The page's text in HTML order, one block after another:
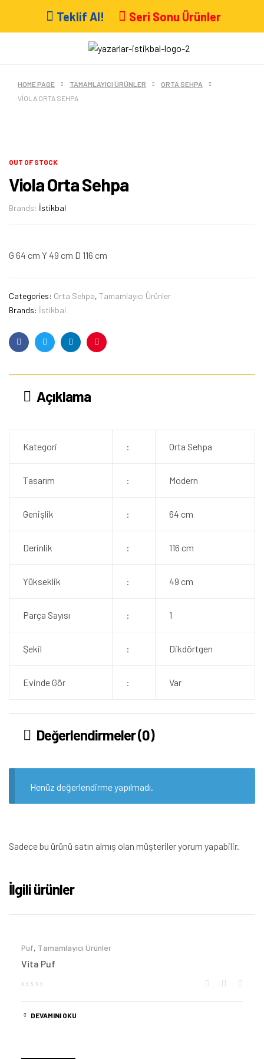
Teklif Al! Seri Sonu Ürünler
HOME PAGE TAMAMLAYICI ÜRÜNLER
ORTA SEHPA
VIOLA ORTA SEHPA
OUT OF STOCK
Viola Orta Sehpa
Brands: İstikbal
G 64 cm Y 49 cm D 116 cm
Categories: Orta Sehpa, Tamamlayıcı Ürünler
Brands: İstikbal
FacebookTwitterLinkedinPinterest
Açıklama
Kategori : Orta Sehpa
Tasarım : Modern
Genişlik : 64 cm
Derinlik : 116 cm
Yükseklik : 49 cm
Parça Sayısı : 1
Şekil : Dikdörtgen
Evinde Gör : Var
Değerlendirmeler (0)
Henüz değerlendirme yapılmadı.
Sadece bu ürünü satın almış olan müşteriler yorum yapabilir.
İlgili ürünler
Puf, Tamamlayıcı Ürünler
Vita Puf
DEVAMINI OKU